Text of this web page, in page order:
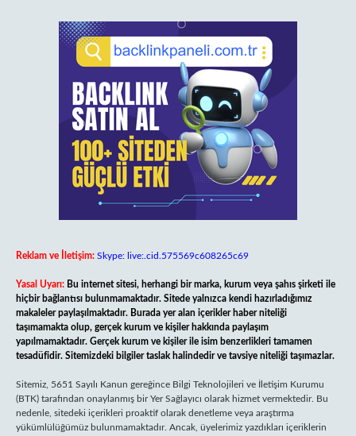
Reklam ve İletişim: Skype: live:.cid.575569c608265c69
Yasal Uyarı: Bu internet sitesi, herhangi bir marka, kurum veya şahıs şirketi ile
hiçbir bağlantısı bulunmamaktadır. Sitede yalnızca kendi hazırladığımız
makaleler paylaşılmaktadır. Burada yer alan içerikler haber niteliği
taşımamakta olup, gerçek kurum ve kişiler hakkında paylaşım
yapılmamaktadır. Gerçek kurum ve kişiler ile isim benzerlikleri tamamen
tesadüfidir. Sitemizdeki bilgiler taslak halindedir ve tavsiye niteliği taşımazlar.
Sitemiz, 5651 Sayılı Kanun gereğince Bilgi Teknolojileri ve İletişim Kurumu
(BTK) tarafından onaylanmış bir Yer Sağlayıcı olarak hizmet vermektedir. Bu
nedenle, sitedeki içerikleri proaktif olarak denetleme veya araştırma
yükümlülüğümüz bulunmamaktadır. Ancak, üyelerimiz yazdıkları içeriklerin